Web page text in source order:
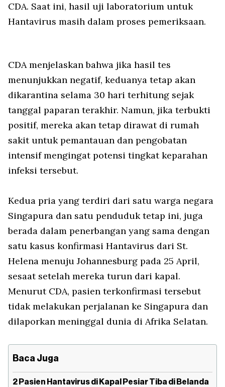
CDA. Saat ini, hasil uji laboratorium untuk
Hantavirus masih dalam proses pemeriksaan.
CDA menjelaskan bahwa jika hasil tes
menunjukkan negatif, keduanya tetap akan
dikarantina selama 30 hari terhitung sejak
tanggal paparan terakhir. Namun, jika terbukti
positif, mereka akan tetap dirawat di rumah
sakit untuk pemantauan dan pengobatan
intensif mengingat potensi tingkat keparahan
infeksi tersebut.
Kedua pria yang terdiri dari satu warga negara
Singapura dan satu penduduk tetap ini, juga
berada dalam penerbangan yang sama dengan
satu kasus konfirmasi Hantavirus dari St.
Helena menuju Johannesburg pada 25 April,
sesaat setelah mereka turun dari kapal.
Menurut CDA, pasien terkonfirmasi tersebut
tidak melakukan perjalanan ke Singapura dan
dilaporkan meninggal dunia di Afrika Selatan.
Baca Juga
2 Pasien Hantavirus di Kapal Pesiar Tiba di Belanda